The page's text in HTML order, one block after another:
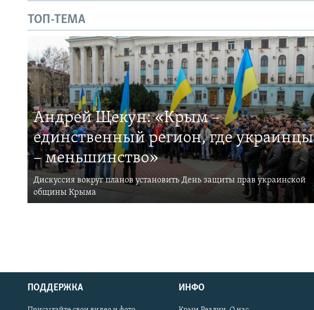
Українською
ТОП-ТЕМА
Андрей Щекун: «Крым –
единственный регион, где украинцы
– меньшинство»
Дискуссия вокруг планов установить День защиты прав украинской
общины Крыма
ПОДДЕРЖКА ИНФО